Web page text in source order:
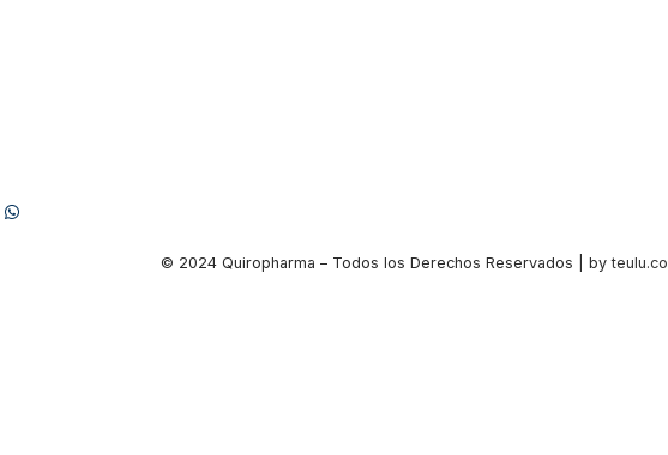
© 2024 Quiropharma – Todos los Derechos Reservados | byteulu.co